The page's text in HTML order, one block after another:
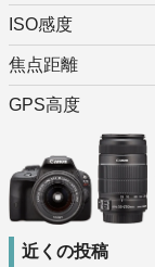
ISO感度
焦点距離
GPS高度
近くの投稿